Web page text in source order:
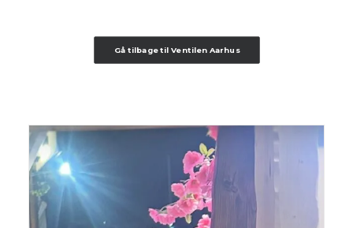
Gå tilbage til Ventilen Aarhus